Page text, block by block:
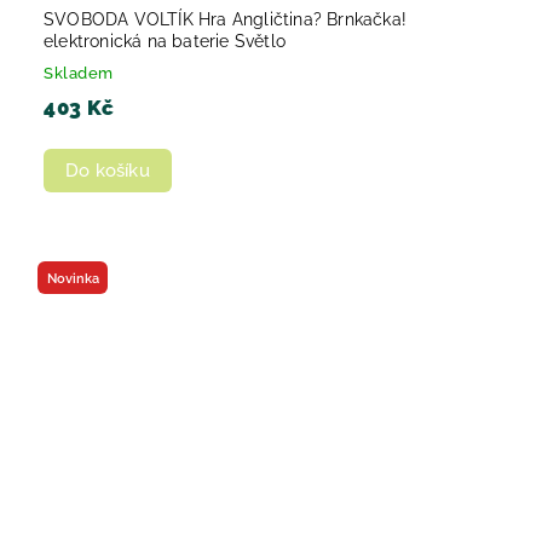
SVOBODA VOLTÍK Hra Angličtina? Brnkačka!
elektronická na baterie Světlo
Skladem
403 Kč
Do košíku
Novinka